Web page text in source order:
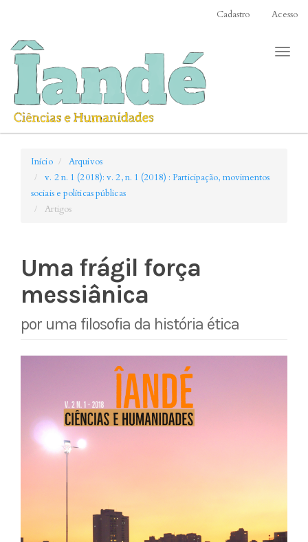
conteúdo
página
Navegação
Principal
principal
Barra
Lateral
Cadastro Acesso
Início
Arquivos
v. 2 n. 1 (2018): v. 2, n. 1 (2018) : Participação, movimentos
sociais e políticas públicas
Artigos
Uma frágil força
messiânica
por uma filosofia da história ética
artigos